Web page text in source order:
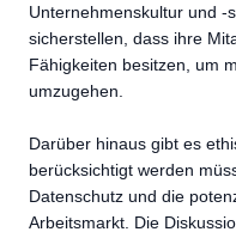
Unternehmenskultur und -
sicherstellen, dass ihre
Fähigkeiten besitzen, um
umzugehen.
Darüber hinaus gibt es
berücksichtigt werden
Datenschutz und die
Arbeitsmarkt. Die